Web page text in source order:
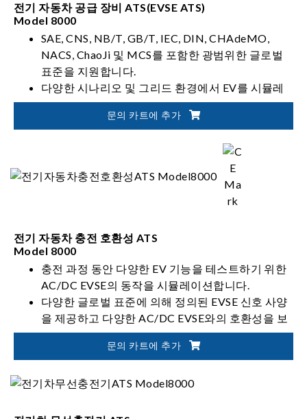
전기 자동차 공급 장비 ATS(EVSE ATS)
Model 8000
SAE, CNS, NB/T, GB/T, IEC, DIN, CHAdeMO,
NACS, ChaoJi 및 MCS를 포함한 광범위한 글로벌
표준을 지원합니다.
다양한 시나리오 및 그리드 환경에서 EV를 시뮬레
이션합니다.
문의 카트에 추가
전기 자동차 충전 호환성 ATS
Model 8000
충전 과정 동안 다양한 EV 기능을 테스트하기 위한
AC/DC EVSE의 동작을 시뮬레이션합니다.
다양한 글로벌 표준에 의해 정의된 EVSE 신호 사양
을 제공하고 다양한 AC/DC EVSE와의 호환성을 보
장하기 위해 EV 응답을 테스트합니다.
문의 카트에 추가